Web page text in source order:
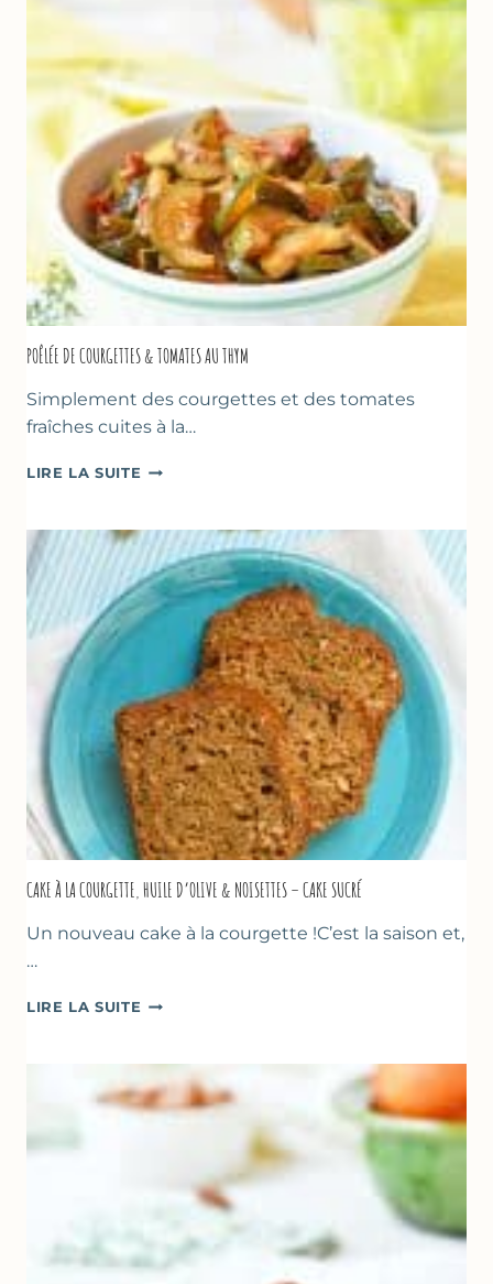
POÊLÉE DE COURGETTES & TOMATES AU THYM
Simplement des courgettes et des tomates
fraîches cuites à la…
LIRE LA SUITE POÊLÉE
&
TOMATES
AU
THYM
CAKE À LA COURGETTE, HUILE D’OLIVE & NOISETTES – CAKE SUCRÉ
Un nouveau cake à la courgette !C’est la saison et,
…
LIRE LA SUITE CAKE
COURGETTE,
HUILE
D’OLIVE